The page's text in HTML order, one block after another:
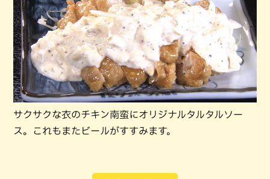
サクサクな衣のチキン南蛮にオリジナルタルタルソー
ス。これもまたビールがすすみます。